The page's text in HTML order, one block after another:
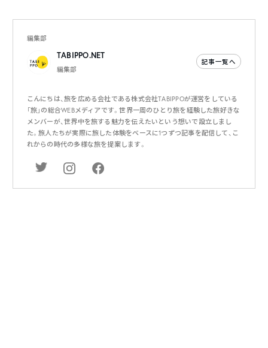
編集部
TABIPPO.NET
編集部
記事一覧へ
こんにちは、旅を広める会社である株式会社TABIPPOが運営をしている
「旅」の総合WEBメディアです。世界一周のひとり旅を経験した旅好きな
メンバーが、世界中を旅する魅力を伝えたいという想いで設立しまし
た。旅人たちが実際に旅した体験をベースに1つずつ記事を配信して、こ
れからの時代の多様な旅を提案します。